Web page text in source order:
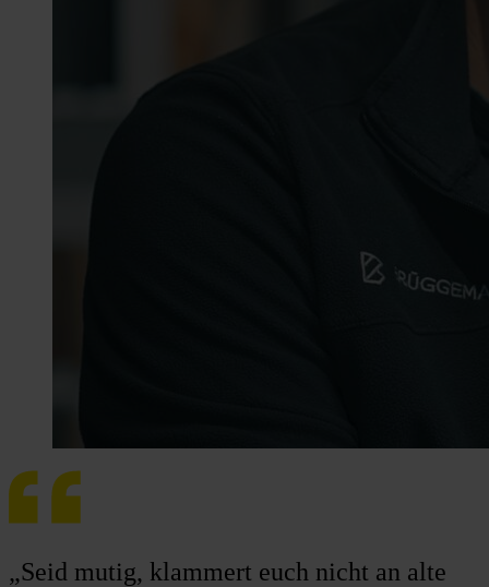
„Seid mutig, klammert euch nicht an alte